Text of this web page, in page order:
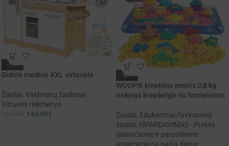
-14%
Didelė medinė XXL virtuvėlė
Žaislai, Vaidmenų žaidimai,
Virtuvės reikmenys
149,99€
-50%
WOOPIE kinetinis smėlis 0,8 kg
rinkinys krepšelyje su formelėmis
Žaislai, Edukaciniai/lavinamieji
žaislai, IŠPARDAVIMAS - Prekes
išsiunčiame ir paruošiame
atsiėmimui tą pačią dieną!